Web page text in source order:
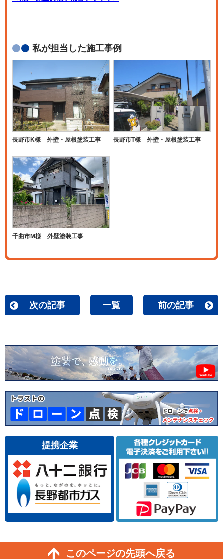
私が担当した施工事例
長野市K様 外壁・屋根塗装工事 長野市T様 外壁・屋根塗装工事
千曲市M様 外壁塗装工事
次の記事 一覧 前の記事
提携企業
このページの先頭へ戻る